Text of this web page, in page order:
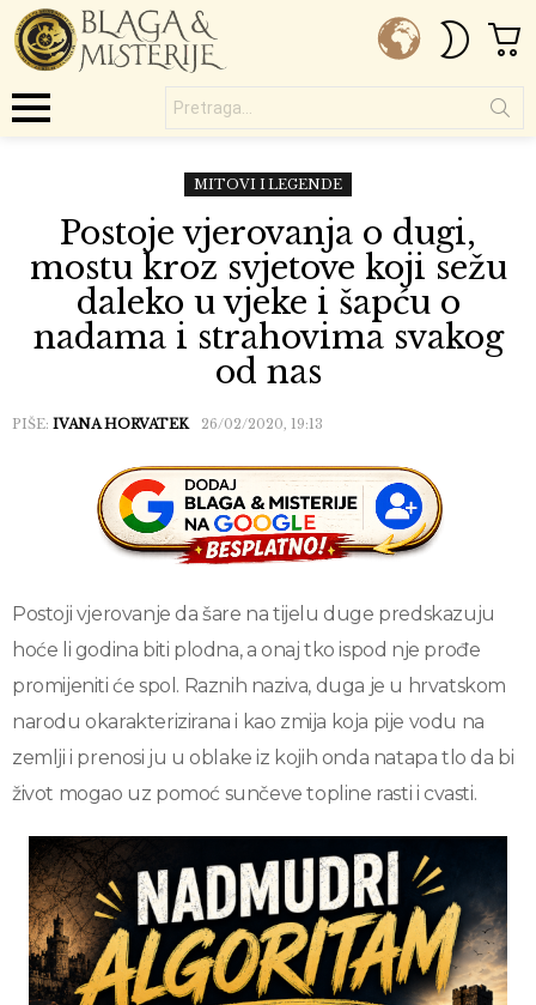
SKIN
MITOVI I LEGENDE
Postoje vjerovanja o dugi,
mostu kroz svjetove koji sežu
daleko u vjeke i šapću o
nadama i strahovima svakog
od nas
PIŠE: IVANA HORVATEK 26/02/2020, 19:13
Postoji vjerovanje da šare na tijelu duge predskazuju
hoće li godina biti plodna, a onaj tko ispod nje prođe
promijeniti će spol. Raznih naziva, duga je u hrvatskom
narodu okarakterizirana i kao zmija koja pije vodu na
zemlji i prenosi ju u oblake iz kojih onda natapa tlo da bi
život mogao uz pomoć sunčeve topline rasti i cvasti.